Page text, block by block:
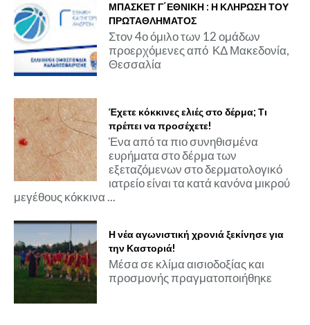
ΜΠΑΣΚΕΤ Γ΄ΕΘΝΙΚΗ : Η ΚΛΗΡΩΣΗ ΤΟΥ
ΠΡΩΤΑΘΛΗΜΑΤΟΣ
Στον 4ο όμιλο των 12 ομάδων
προερχόμενες από ΚΔ Μακεδονία,
Θεσσαλία
Έχετε κόκκινες ελιές στο δέρμα; Τι
πρέπει να προσέχετε!
Ένα από τα πιο συνηθισμένα
ευρήματα στο δέρμα των
εξεταζόμενων στο δερματολογικό
ιατρείο είναι τα κατά κανόνα μικρού
μεγέθους κόκκινα ...
Η νέα αγωνιστική χρονιά ξεκίνησε για
την Καστοριά!
Μέσα σε κλίμα αισιοδοξίας και
προσμονής πραγματοποιήθηκε